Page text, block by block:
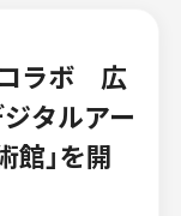
ラボ 広
タルアー
館」を開